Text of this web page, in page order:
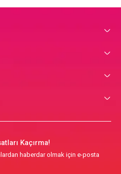
Kaçırma!
haberdar olmak için e-posta